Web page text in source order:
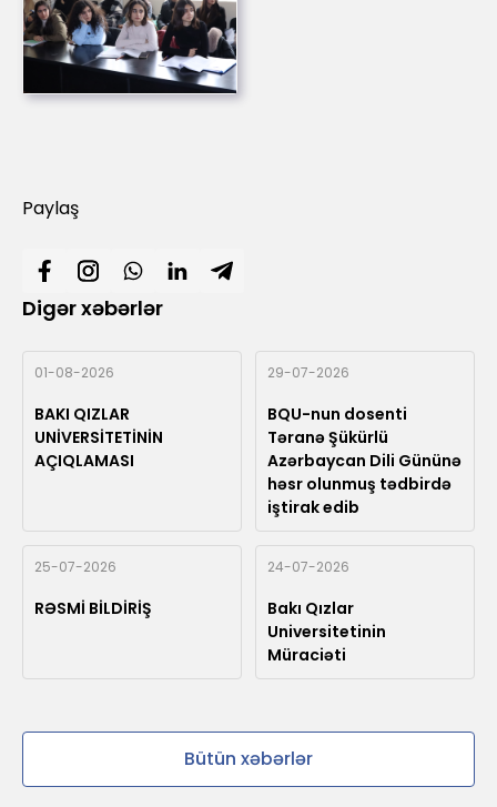
Paylaş
Digər xəbərlər
01-08-2026
BAKI QIZLAR
UNİVERSİTETİNİN
AÇIQLAMASI
29-07-2026
BQU-nun dosenti
Təranə Şükürlü
Azərbaycan Dili Gününə
həsr olunmuş tədbirdə
iştirak edib
25-07-2026
RƏSMİ BİLDİRİŞ
24-07-2026
Bakı Qızlar
Universitetinin
Müraciəti
Bütün xəbərlər